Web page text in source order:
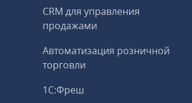
CRM для управления
продажами
Автоматизация розничной
торговли
1С:Фреш